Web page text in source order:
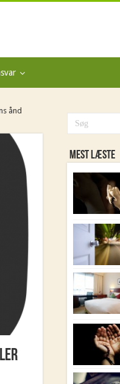
ånd
Mest læste